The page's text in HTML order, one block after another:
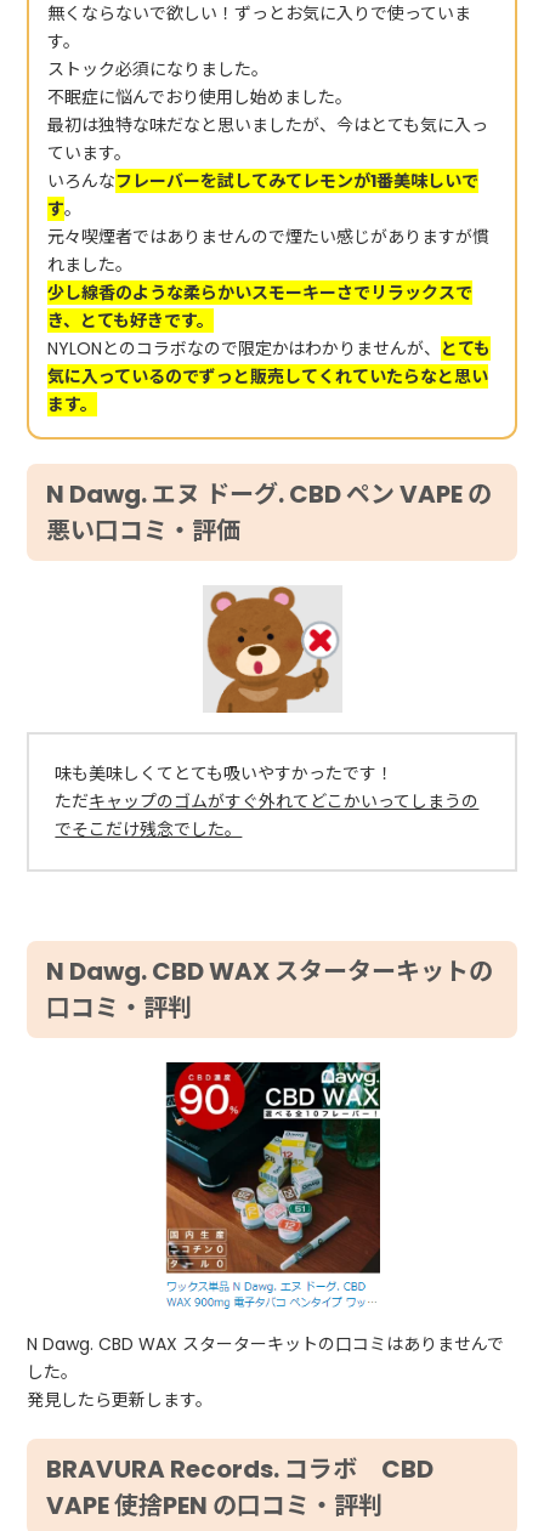
無くならないで欲しい！ずっとお気に入りで使っていま
す。
ストック必須になりました。
不眠症に悩んでおり使用し始めました。
最初は独特な味だなと思いましたが、今はとても気に入っ
ています。
いろんなフレーバーを試してみてレモンが1番美味しいで
す。
元々喫煙者ではありませんので煙たい感じがありますが慣
れました。
少し線香のような柔らかいスモーキーさでリラックスで
き、とても好きです。
NYLONとのコラボなので限定かはわかりませんが、 とても
気に入っているのでずっと販売してくれていたらなと思い
ます。
N Dawg. エヌ ドーグ. CBD ペン VAPE の
悪い口コミ・評価
味も美味しくてとても吸いやすかったです！
ただキャップのゴムがすぐ外れてどこかいってしまうの
でそこだけ残念でした。
N Dawg. CBD WAX スターターキットの
口コミ・評判
N Dawg. CBD WAX スターターキットの口コミはありませんで
した。
発見したら更新します。
BRAVURA Records. コラボ CBD
VAPE 使捨PEN の口コミ・評判